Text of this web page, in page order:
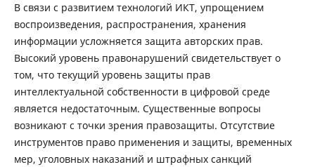
В связи с развитием технологий ИКТ, упрощением
воспроизведения, распространения, хранения
информации усложняется защита авторских прав.
Высокий уровень правонарушений свидетельствует о
том, что текущий уровень защиты прав
интеллектуальной собственности в цифровой среде
является недостаточным. Существенные вопросы
возникают с точки зрения правозащиты. Отсутствие
инструментов право применения и защиты, временных
мер, уголовных наказаний и штрафных санкций